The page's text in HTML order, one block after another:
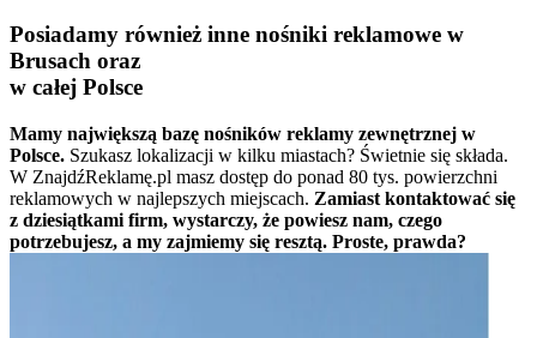
Posiadamy również inne nośniki reklamowe w
Brusach oraz
w całej Polsce
Mamy największą bazę nośników reklamy zewnętrznej w
Polsce. Szukasz lokalizacji w kilku miastach? Świetnie się składa.
W ZnajdźReklamę.pl masz dostęp do ponad 80 tys. powierzchni
reklamowych w najlepszych miejscach. Zamiast kontaktować się
z dziesiątkami firm, wystarczy, że powiesz nam, czego
potrzebujesz, a my zajmiemy się resztą. Proste, prawda?